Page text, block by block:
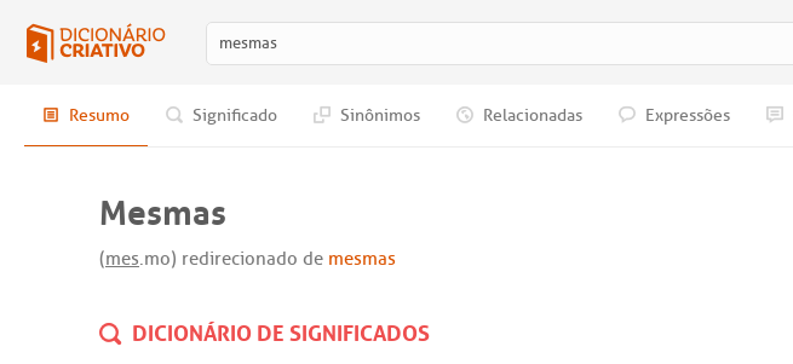
Resumo Significado Sinônimos Relacionadas Expressões
Mesmas
(mes.mo) redirecionado de mesmas
DICIONÁRIO DE SIGNIFICADOS